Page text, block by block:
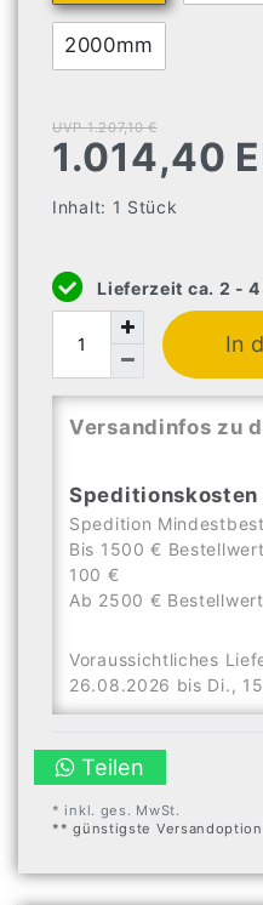
2000mm
UVP 1.207,10 €
1.014,40
Inhalt: 1 Stück
Lieferzeit ca. 2 - 4
In
Versandinfos zu
Spedition
Bis 1500 €
100 €
Ab 2500 €
Voraussichtliches
26.08.2026 bis Di.,
Teilen
* inkl. ges. MwSt.
** günstigste